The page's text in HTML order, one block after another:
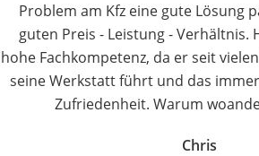
Problem am Kfz eine gute Lösung
guten Preis - Leistung - Verhältnis.
hohe Fachkompetenz, da er seit
seine Werkstatt führt und das
Zufriedenheit. Warum
Chris